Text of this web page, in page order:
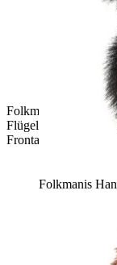
Folkmanis
Flügeln, von einem
Frontalansicht
Folkmanis